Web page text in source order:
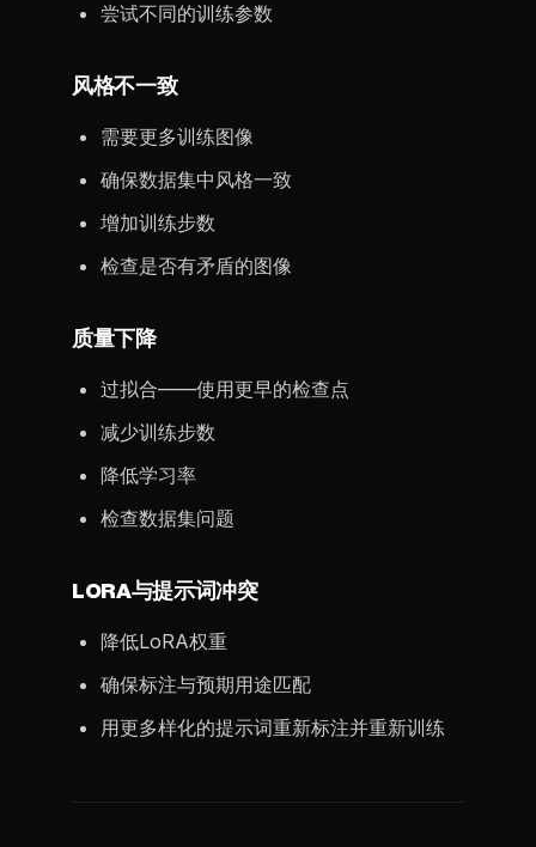
尝试不同的训练参数
风格不一致
需要更多训练图像
确保数据集中风格一致
增加训练步数
检查是否有矛盾的图像
质量下降
过拟合——使用更早的检查点
减少训练步数
降低学习率
检查数据集问题
LORA与提示词冲突
降低LoRA权重
确保标注与预期用途匹配
用更多样化的提示词重新标注并重新训练